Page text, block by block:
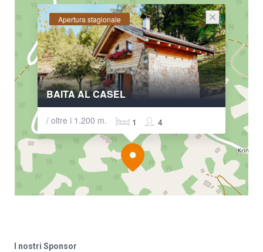
Apertura stagionale
BAITA AL CASEL
/ oltre i 1.200 m. 4
1
I nostri Sponsor